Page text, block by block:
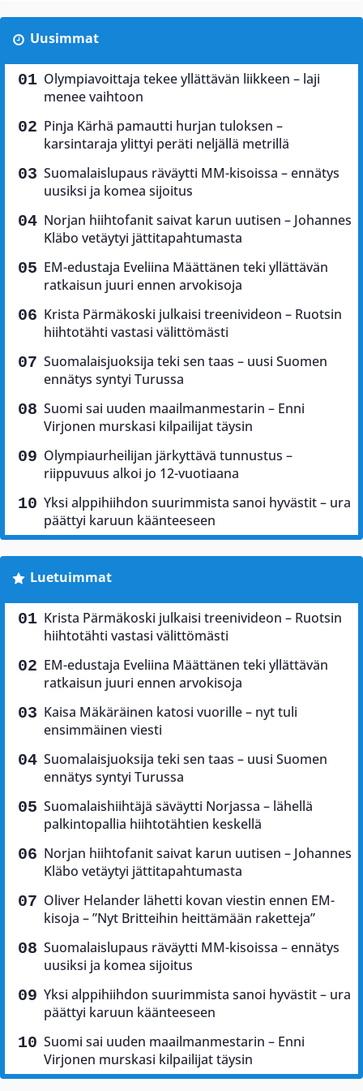
Uusimmat
Olympiavoittaja tekee yllättävän liikkeen – laji
menee vaihtoon
Pinja Kärhä pamautti hurjan tuloksen –
karsintaraja ylittyi peräti neljällä metrillä
Suomalaislupaus räväytti MM-kisoissa – ennätys
uusiksi ja komea sijoitus
Norjan hiihtofanit saivat karun uutisen – Johannes
Kläbo vetäytyi jättitapahtumasta
EM-edustaja Eveliina Määttänen teki yllättävän
ratkaisun juuri ennen arvokisoja
Krista Pärmäkoski julkaisi treenivideon – Ruotsin
hiihtotähti vastasi välittömästi
Suomalaisjuoksija teki sen taas – uusi Suomen
ennätys syntyi Turussa
Suomi sai uuden maailmanmestarin – Enni
Virjonen murskasi kilpailijat täysin
Olympiaurheilijan järkyttävä tunnustus –
riippuvuus alkoi jo 12-vuotiaana
Yksi alppihiihdon suurimmista sanoi hyvästit – ura
päättyi karuun käänteeseen
Luetuimmat
Krista Pärmäkoski julkaisi treenivideon – Ruotsin
hiihtotähti vastasi välittömästi
EM-edustaja Eveliina Määttänen teki yllättävän
ratkaisun juuri ennen arvokisoja
Kaisa Mäkäräinen katosi vuorille – nyt tuli
ensimmäinen viesti
Suomalaisjuoksija teki sen taas – uusi Suomen
ennätys syntyi Turussa
Suomalaishiihtäjä säväytti Norjassa – lähellä
palkintopallia hiihtotähtien keskellä
Norjan hiihtofanit saivat karun uutisen – Johannes
Kläbo vetäytyi jättitapahtumasta
Oliver Helander lähetti kovan viestin ennen EM-
kisoja – ”Nyt Britteihin heittämään raketteja”
Suomalaislupaus räväytti MM-kisoissa – ennätys
uusiksi ja komea sijoitus
Yksi alppihiihdon suurimmista sanoi hyvästit – ura
päättyi karuun käänteeseen
Suomi sai uuden maailmanmestarin – Enni
Virjonen murskasi kilpailijat täysin